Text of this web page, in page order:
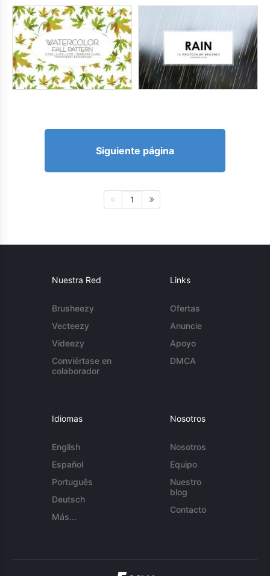
Siguiente página
1
Nuestra Red
Brusheezy
Vecteezy
Videezy
Conviértase en
colaborador
Links
Ofertas
Anuncie
Apoyo
DMCA
Idiomas
English
Español
Português
Deutsch
Más...
Nosotros
Nosotros
Equipo
Nuestro
blog
Contacto